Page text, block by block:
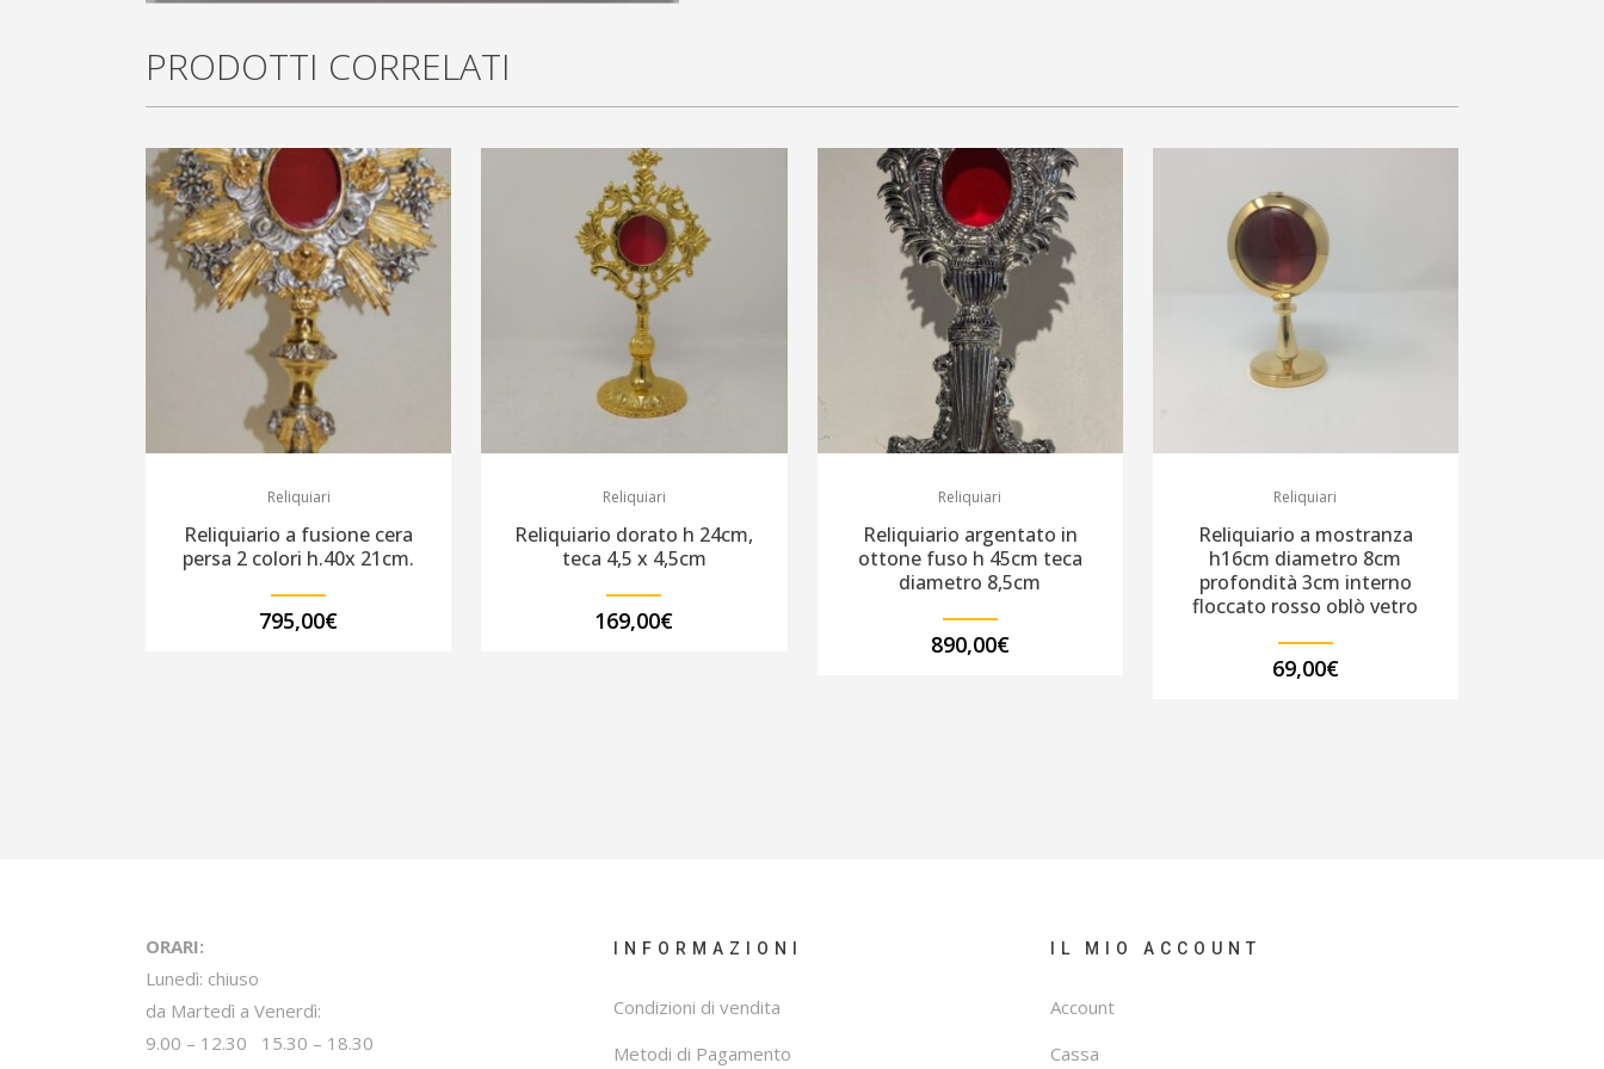
PRODOTTI CORRELATI
Reliquiari
Reliquiario a fusione cera
persa 2 colori h.40x 21cm.
795,00€
Reliquiari
Reliquiario dorato h 24cm,
teca 4,5 x 4,5cm
169,00€
Reliquiari
Reliquiario argentato in
ottone fuso h 45cm teca
diametro 8,5cm
890,00€
Reliquiari
Reliquiario a mostranza
h16cm diametro 8cm
profondità 3cm interno
floccato rosso oblò vetro
69,00€
ORARI:
Lunedì: chiuso
da Martedì a Venerdì:
9.00 – 12.30 15.30 – 18.30
INFORMAZIONI
Condizioni di vendita
Metodi di Pagamento
IL MIO ACCOUNT
Account
Cassa